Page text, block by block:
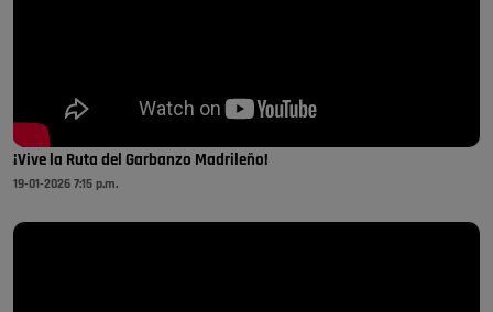
¡Vive la Ruta del Garbanzo Madrileño!
19-01-2026 7:15 p.m.